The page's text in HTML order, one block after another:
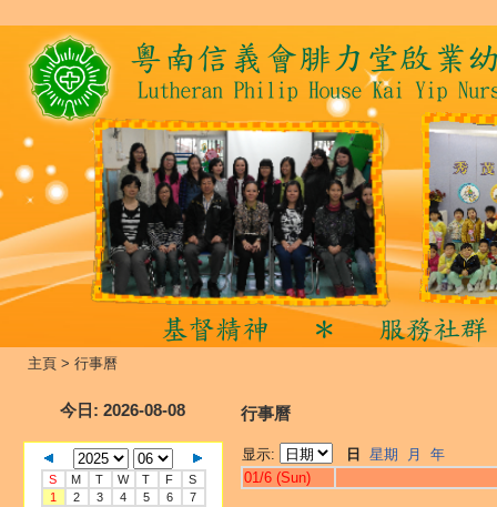
主頁 > 行事曆
今日 : 2026-08-08
S M T W T F
S
1
2 3 4 5 6
7
行事曆
显示: 日 星期 月
年
01/6 (Sun)